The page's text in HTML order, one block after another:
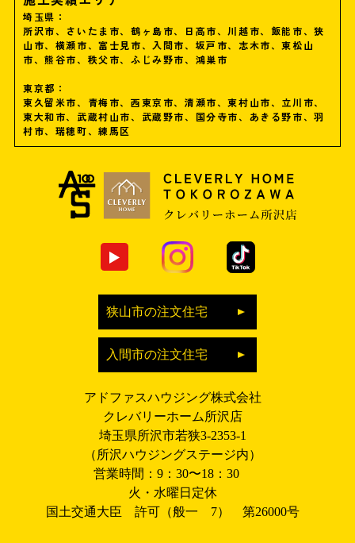
埼玉県：
所沢市、さいたま市、鶴ヶ島市、日高市、川越市、飯能市、狭
山市、横瀬市、富士見市、入間市、坂戸市、志木市、東松山
市、熊谷市、秩父市、ふじみ野市、鴻巣市
東京都：
東久留米市、青梅市、西東京市、清瀬市、東村山市、立川市、
東大和市、武蔵村山市、武蔵野市、国分寺市、あきる野市、羽
村市、瑞穂町、練馬区
狭山市の注文住宅
入間市の注文住宅
アドファスハウジング株式会社
クレバリーホーム所沢店
埼玉県所沢市若狭3-2353-1
（所沢ハウジングステージ内）
営業時間：9：30〜18：30
火・水曜日定休
国土交通大臣 許可（般一 7） 第26000号